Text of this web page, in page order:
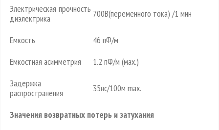
Электрическая прочность
диэлектрика
700В(переменного тока) /1 мин
Емкость
46 пФ/м
Емкостная асимметрия
1.2 пФ/м (мах.)
Задержка
распространения
35нс/100м max.
Значения возвратных потерь и затухания